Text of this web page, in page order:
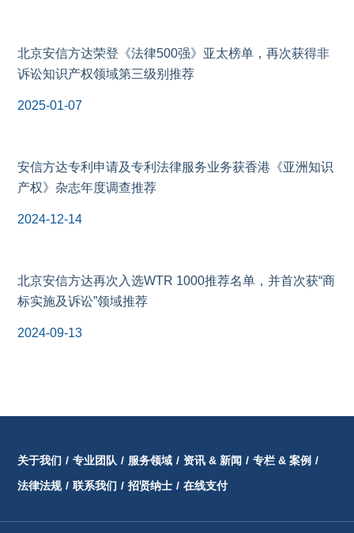
北京安信方达荣登《法律500强》亚太榜单，再次获得非
诉讼知识产权领域第三级别推荐
2025-01-07
安信方达专利申请及专利法律服务业务获香港《亚洲知识
产权》杂志年度调查推荐
2024-12-14
北京安信方达再次入选WTR 1000推荐名单，并首次获“商
标实施及诉讼”领域推荐
2024-09-13
关于我们 / 专业团队 / 服务领域 / 资讯 & 新闻 / 专栏 & 案例 /
法律法规 / 联系我们 / 招贤纳士 / 在线支付